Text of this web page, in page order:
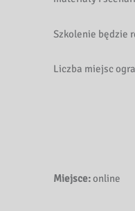
Szkolenie będzie
Liczba miejsc
Miejsce:online